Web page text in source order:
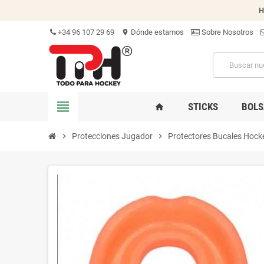
+34 96 107 29 69 location_on Dónde estamos Sobre Nosotros
view_headline home STICKS
chevron_right Protecciones Jugador chevron_right Protectores Bucales